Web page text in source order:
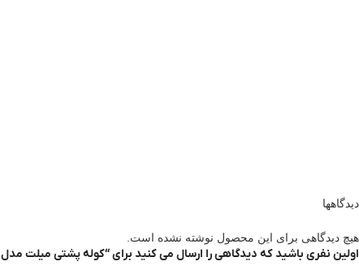
دیدگاهها
هیچ دیدگاهی برای این محصول نوشته نشده است.
اولین نفری باشید که دیدگاهی را ارسال می کنید برای “کوله پشتی میلت مدل millet UBIC 20L”